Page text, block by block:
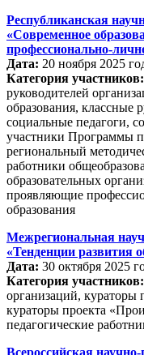
Республиканская
«Современное
профессионально-
Дата: 20 ноября 2025
Категория участников:
руководителей
образования, классные
социальные педагоги,
участники Программы
региональный
работники
образовательных
проявляющие
образования
Межрегиональная
«Тенденции развития
Дата: 30 октября 2025
Категория участников:
организаций,
кураторы проекта
педагогические
Всероссийская